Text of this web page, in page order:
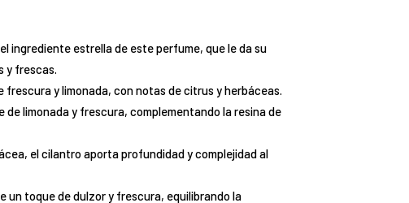
ingrediente estrella de este perfume, que le da su
y frescas.
frescura y limonada, con notas de citrus y herbáceas.
de limonada y frescura, complementando la resina de
el cilantro aporta profundidad y complejidad al
un toque de dulzor y frescura, equilibrando la